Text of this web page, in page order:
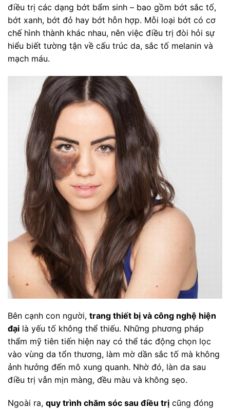
điều trị các dạng bớt bẩm sinh – bao gồm bớt sắc tố,
bớt xanh, bớt đỏ hay bớt hỗn hợp. Mỗi loại bớt có cơ
chế hình thành khác nhau, nên việc điều trị đòi hỏi sự
hiểu biết tường tận về cấu trúc da, sắc tố melanin và
mạch máu.
Bên cạnh con người, trang thiết bị và công nghệ hiện
đại là yếu tố không thể thiếu. Những phương pháp
thẩm mỹ tiên tiến hiện nay có thể tác động chọn lọc
vào vùng da tổn thương, làm mờ dần sắc tố mà không
ảnh hưởng đến mô xung quanh. Nhờ đó, làn da sau
điều trị vẫn mịn màng, đều màu và không sẹo.
Ngoài ra, quy trình chăm sóc sau điều trị cũng đóng